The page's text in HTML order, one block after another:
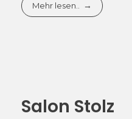
Mehr lesen..
Salon Stolz